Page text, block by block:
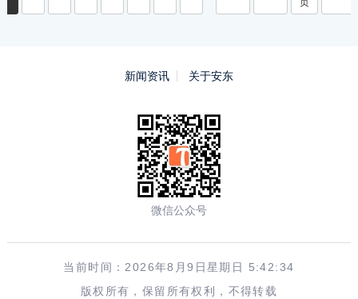
页
新闻资讯 关于安东
微信公众号
当前时间：2026年8月9日星期日 5:42:34
版权所有，保留所有权利，不得转载